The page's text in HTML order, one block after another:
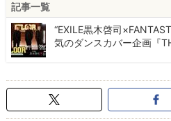
記事一覧
“EXILE黒木啓司
気のダンスカバー企画『